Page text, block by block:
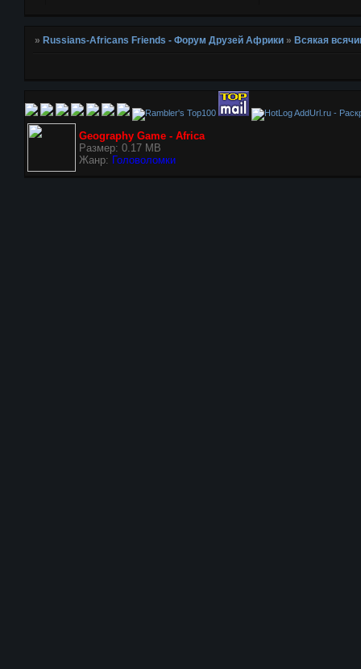
» Russians-Africans Friends - Форум Друзей Африки » Всякая
AddUrl.ru -
Geography Game - Africa
Размер: 0.17 MB
Жанр: Головоломки